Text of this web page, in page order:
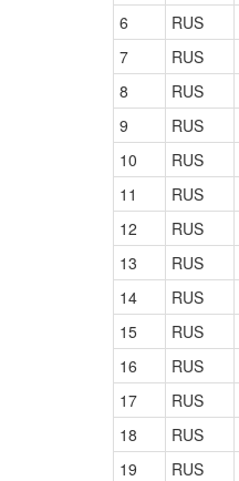
6
RUS
7
RUS
8
RUS
9
RUS
10
RUS
11
RUS
12
RUS
13
RUS
14
RUS
15
RUS
16
RUS
17
RUS
18
RUS
19
RUS